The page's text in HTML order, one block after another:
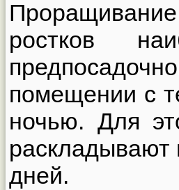
ростков
помещении с
ночью. Для
дней.